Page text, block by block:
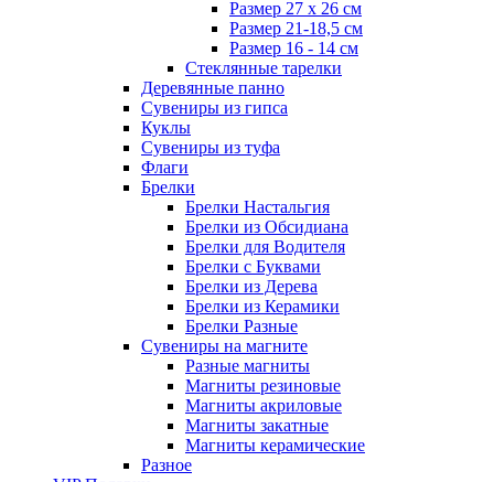
Размер 27 х 26 см
Размер 21-18,5 см
Размер 16 - 14 см
Стеклянные тарелки
Деревянные панно
Сувениры из гипса
Куклы
Сувениры из туфа
Флаги
Брелки
Брелки Настальгия
Брелки из Обсидиана
Брелки для Водителя
Брелки с Буквами
Брелки из Дерева
Брелки из Керамики
Брелки Разные
Сувениры на магните
Разные магниты
Магниты резиновые
Магниты акриловые
Магниты закатные
Магниты керамические
Разное